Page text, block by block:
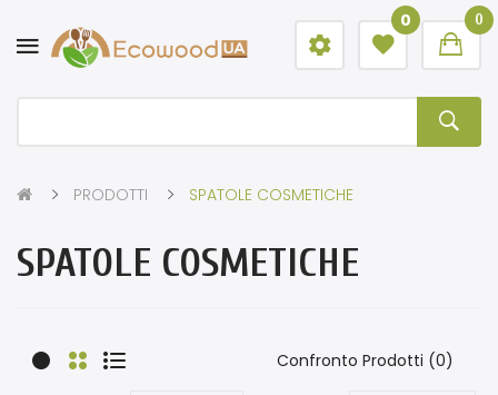
0 0
PRODOTTI SPATOLE COSMETICHE
SPATOLE COSMETICHE
Confronto Prodotti (0)